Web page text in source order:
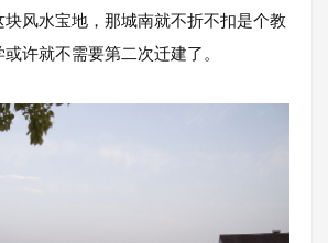
风水宝地，那城南就不折不扣是个教
许就不需要第二次迁建了。